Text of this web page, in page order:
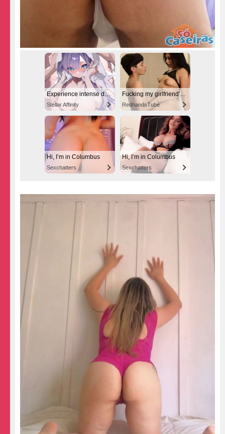
Experience intense desire for girls anytime, anywhere.
Stellar Affinity
Fucking my girlfriend's hot mommy by mistake
RedhandsTube
Hi, I’m in Columbus
Sexchatters
Hi, I’m in Columbus
Sexchatters